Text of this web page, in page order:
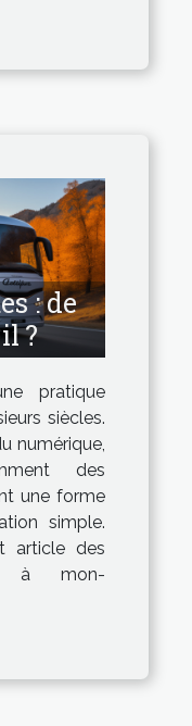
: de
?
pratique
siècles.
numérique,
des
une forme
simple.
article des
à mon-